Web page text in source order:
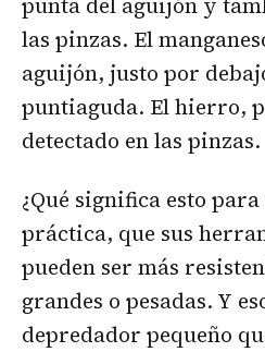
punta del aguijón y
las pinzas. El
aguijón, justo por
puntiaguda. El hierro,
detectado en las pinzas.
¿Qué significa esto
práctica, que sus
pueden ser más
grandes o pesadas. Y
depredador pequeño